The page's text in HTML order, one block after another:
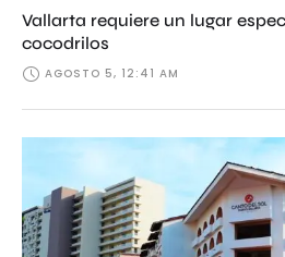
Vallarta requiere un lugar
cocodrilos
AGOSTO 5, 12:41 AM